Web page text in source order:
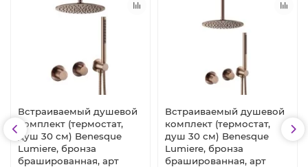
Встраиваемый душевой
комплект (термостат,
душ 30 см) Benesque
Lumiere, бронза
брашированная, арт
Встраиваемый душевой
комплект (термостат,
душ 30 см) Benesque
Lumiere, бронза
брашированная, арт